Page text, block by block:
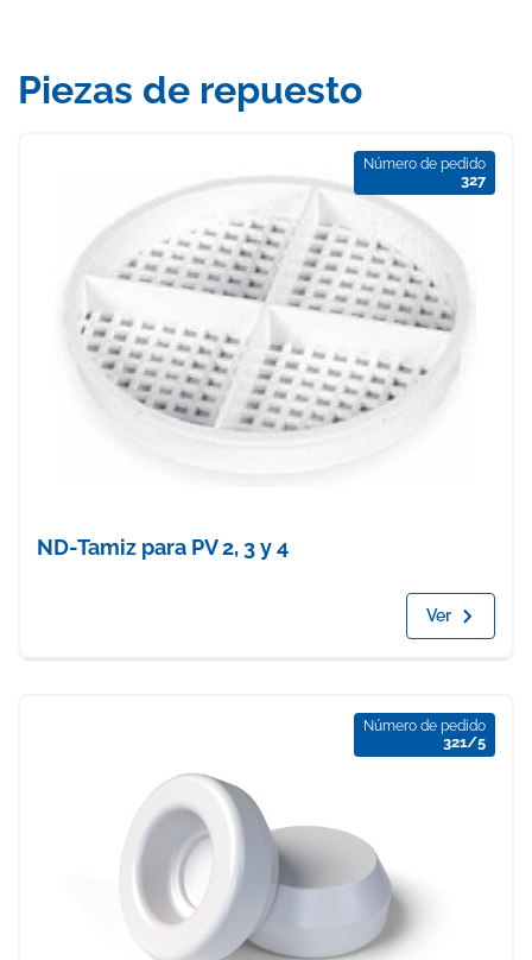
Piezas de repuesto
Número de pedido
327
ND-Tamiz para PV 2, 3 y 4
Ver
Número de pedido
321/5